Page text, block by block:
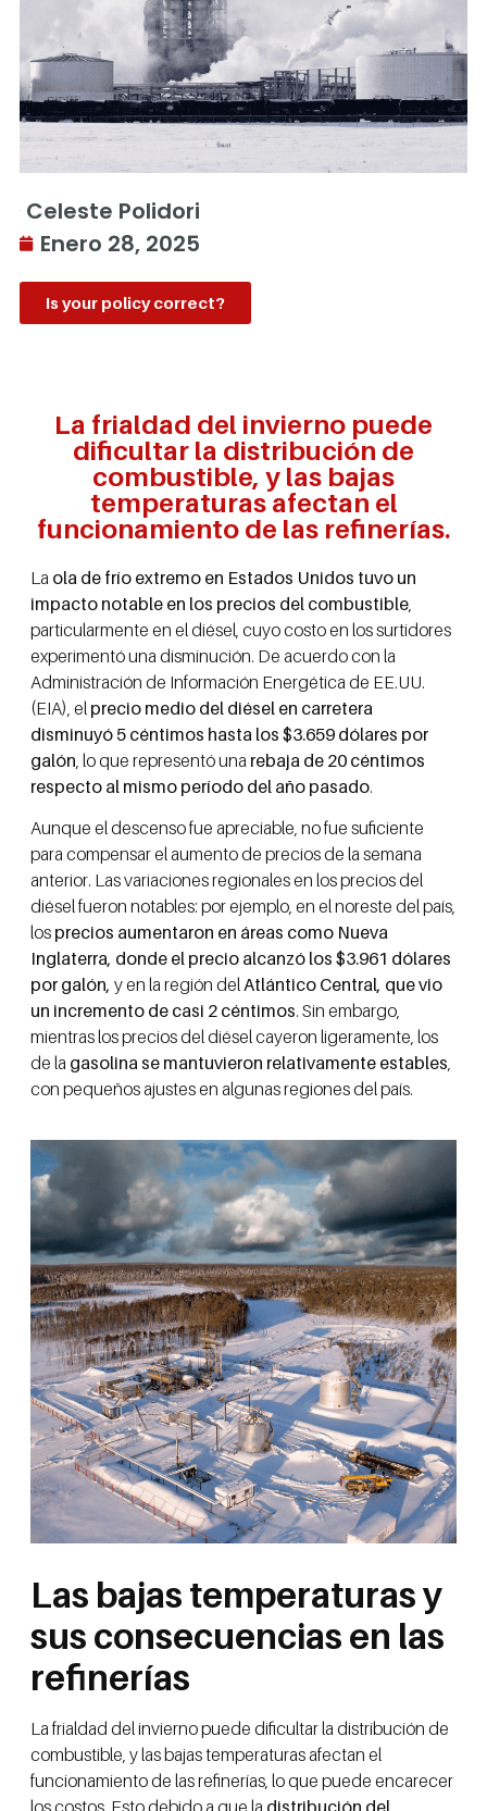
Celeste Polidori
Enero 28, 2025
Is your policy correct?
La frialdad del invierno puede
dificultar la distribución de
combustible, y las bajas
temperaturas afectan el
funcionamiento de las refinerías.
La ola de frío extremo en Estados Unidos tuvo un
impacto notable en los precios del combustible
particularmente en el diésel, cuyo costo en los surtidores
experimentó una disminución. De acuerdo con la
Administración de Información Energética de EE.UU.
(EIA), el precio medio del diésel en carretera
disminuyó 5 céntimos hasta los $3.659 dólares por
galón , lo que representó una rebaja de 20 céntimos
respecto al mismo período del año pasado.
Aunque el descenso fue apreciable, no fue suficiente
para compensar el aumento de precios de la semana
anterior. Las variaciones regionales en los precios del
diésel fueron notables: por ejemplo, en el noreste del país,
los precios aumentaron en áreas como Nueva
Inglaterra, donde el precio alcanzó los $3.961 dólares
por galón, y en la región delAtlántico Central, que vio
un incremento de casi 2 céntimos. Sin embargo,
mientras los precios del diésel cayeron ligeramente, los
de la gasolina se mantuvieron relativamente estables,
con pequeños ajustes en algunas regiones del país.
Las bajas temperaturas y
sus consecuencias en las
refinerías
La frialdad del invierno puede dificultar la distribución de
combustible, y las bajas temperaturas afectan el
funcionamiento de las refinerías, lo que puede encarecer